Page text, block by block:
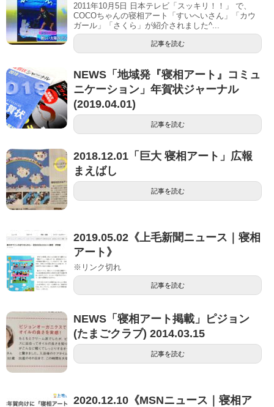
2011年10月5日 日本テレビ「スッキリ！！」 で、
COCOちゃんの寝相アート「すいへいさん」「カウ
ガール」「さくら」が紹介されました^...
記事を読む
NEWS「地域発『寝相アート』コミュ
ニケーション」年賀状ジャーナル
(2019.04.01)
記事を読む
2018.12.01「巨大 寝相アート」広報
まえばし
記事を読む
2019.05.02《上毛新聞ニュース｜寝相
アート》
※リンク切れ
記事を読む
NEWS「寝相アート掲載」ピジョン
(たまごクラブ) 2014.03.15
記事を読む
2020.12.10《MSNニュース｜寝相ア